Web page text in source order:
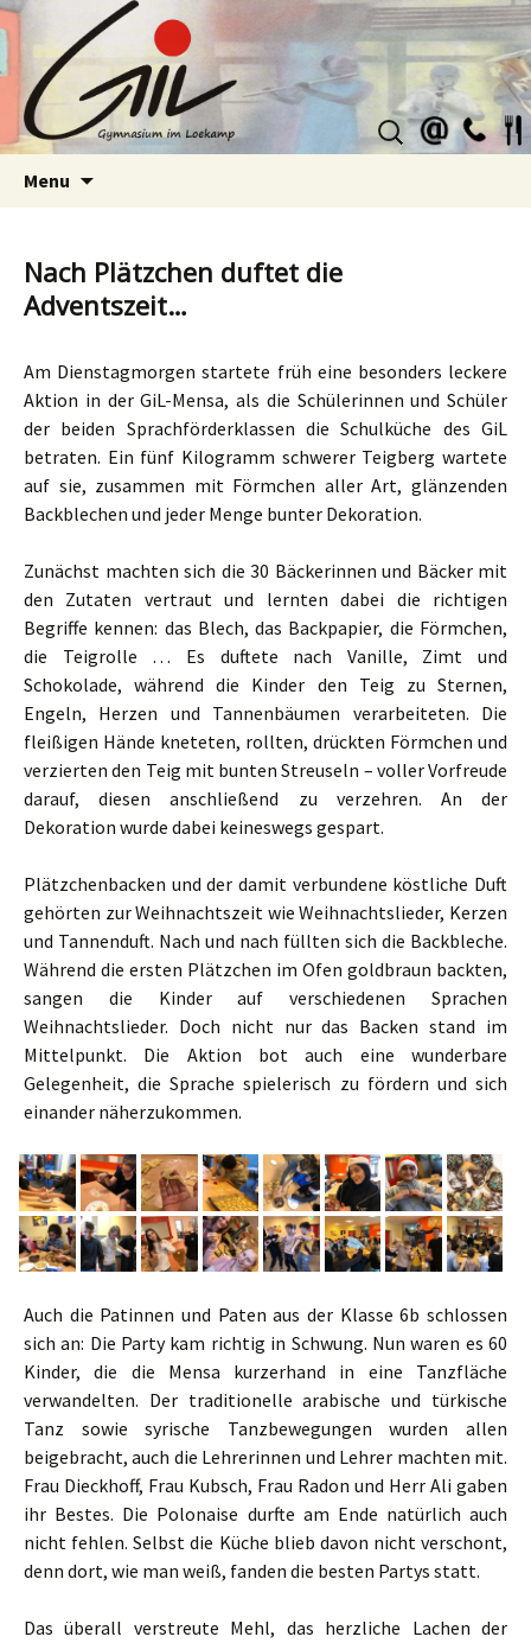
Suchen
nach:
Menu
Nach Plätzchen duftet die
Adventszeit…
Am Dienstagmorgen startete früh eine besonders leckere
Aktion in der GiL-Mensa, als die Schülerinnen und Schüler
der beiden Sprachförderklassen die Schulküche des GiL
betraten. Ein fünf Kilogramm schwerer Teigberg wartete
auf sie, zusammen mit Förmchen aller Art, glänzenden
Backblechen und jeder Menge bunter Dekoration.
Zunächst machten sich die 30 Bäckerinnen und Bäcker mit
den Zutaten vertraut und lernten dabei die richtigen
Begriffe kennen: das Blech, das Backpapier, die Förmchen,
die Teigrolle … Es duftete nach Vanille, Zimt und
Schokolade, während die Kinder den Teig zu Sternen,
Engeln, Herzen und Tannenbäumen verarbeiteten. Die
fleißigen Hände kneteten, rollten, drückten Förmchen und
verzierten den Teig mit bunten Streuseln – voller Vorfreude
darauf, diesen anschließend zu verzehren. An der
Dekoration wurde dabei keineswegs gespart.
Plätzchenbacken und der damit verbundene köstliche Duft
gehörten zur Weihnachtszeit wie Weihnachtslieder, Kerzen
und Tannenduft. Nach und nach füllten sich die Backbleche.
Während die ersten Plätzchen im Ofen goldbraun backten,
sangen die Kinder auf verschiedenen Sprachen
Weihnachtslieder. Doch nicht nur das Backen stand im
Mittelpunkt. Die Aktion bot auch eine wunderbare
Gelegenheit, die Sprache spielerisch zu fördern und sich
einander näherzukommen.
Auch die Patinnen und Paten aus der Klasse 6b schlossen
sich an: Die Party kam richtig in Schwung. Nun waren es 60
Kinder, die die Mensa kurzerhand in eine Tanzfläche
verwandelten. Der traditionelle arabische und türkische
Tanz sowie syrische Tanzbewegungen wurden allen
beigebracht, auch die Lehrerinnen und Lehrer machten mit.
Frau Dieckhoff, Frau Kubsch, Frau Radon und Herr Ali gaben
ihr Bestes. Die Polonaise durfte am Ende natürlich auch
nicht fehlen. Selbst die Küche blieb davon nicht verschont,
denn dort, wie man weiß, fanden die besten Partys statt.
Das überall verstreute Mehl, das herzliche Lachen der